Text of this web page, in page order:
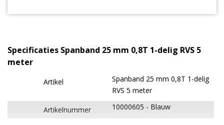
Specificaties Spanband 25 mm 0,8T 1-delig RVS 5
meter
Artikel
Spanband 25 mm 0,8T 1-delig
RVS 5 meter
Artikelnummer 10000605 Blauw